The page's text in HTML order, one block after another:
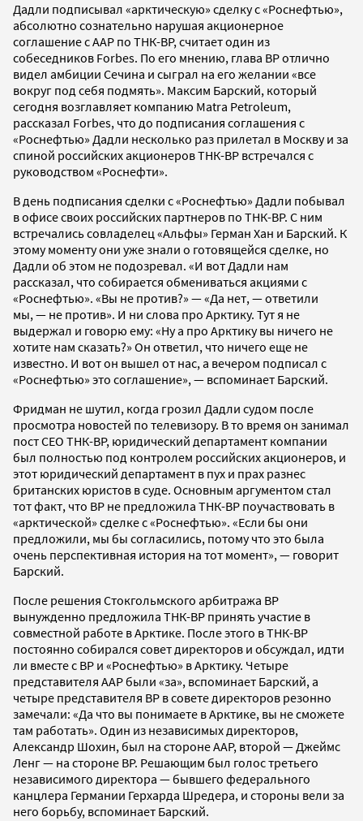
Дадли подписывал «арктическую» сделку с «Роснефтью»,
абсолютно сознательно нарушая акционерное
соглашение с ААР по ТНК-ВР, считает один из
собеседников Forbes. По его мнению, глава ВР отлично
видел амбиции Сечина и сыграл на его желании «все
вокруг под себя подмять». Максим Барский, который
сегодня возглавляет компанию Matra Petroleum,
рассказал Forbes, что до подписания соглашения с
«Роснефтью» Дадли несколько раз прилетал в Москву и за
спиной российских акционеров ТНК-ВР встречался с
руководством «Роснефти».
В день подписания сделки с «Роснефтью» Дадли побывал
в офисе своих российских партнеров по ТНК-ВР. С ним
встречались совладелец «Альфы» Герман Хан и Барский. К
этому моменту они уже знали о готовящейся сделке, но
Дадли об этом не подозревал. «И вот Дадли нам
рассказал, что собирается обмениваться акциями с
«Роснефтью». «Вы не против?» — «Да нет, — ответили
мы, — не против». И ни слова про Арктику. Тут я не
выдержал и говорю ему: «Ну а про Арктику вы ничего не
хотите нам сказать?» Он ответил, что ничего еще не
известно. И вот он вышел от нас, а вечером подписал с
«Роснефтью» это соглашение», — вспоминает Барский.
Фридман не шутил, когда грозил Дадли судом после
просмотра новостей по телевизору. В то время он занимал
пост СЕО ТНК-ВР, юридический департамент компании
был полностью под контролем российских акционеров, и
этот юридический департамент в пух и прах разнес
британских юристов в суде. Основным аргументом стал
тот факт, что ВР не предложила ТНК-ВР поучаствовать в
«арктической» сделке с «Роснефтью». «Если бы они
предложили, мы бы согласились, потому что это была
очень перспективная история на тот момент», — говорит
Барский.
После решения Стокгольмского арбитража ВР
вынужденно предложила ТНК-ВР принять участие в
совместной работе в Арктике. После этого в ТНК-ВР
постоянно собирался совет директоров и обсуждал, идти
ли вместе с ВР и «Роснефтью» в Арктику. Четыре
представителя ААР были «за», вспоминает Барский, а
четыре представителя ВР в совете директоров резонно
замечали: «Да что вы понимаете в Арктике, вы не сможете
там работать». Один из независимых директоров,
Александр Шохин, был на стороне ААР, второй — Джеймс
Ленг — на стороне ВР. Решающим был голос третьего
независимого директора — бывшего федерального
канцлера Германии Герхарда Шредера, и стороны вели за
него борьбу, вспоминает Барский.